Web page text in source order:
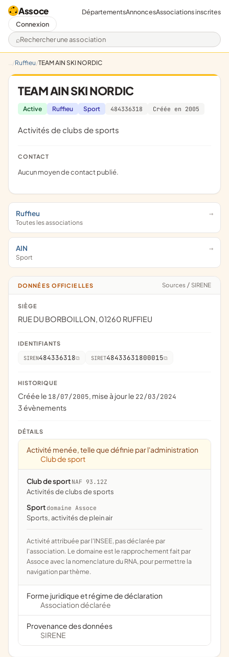
Assoce
Rechercher une association
DépartementsAnnoncesAssociations inscrites
Connexion
Ruffieu TEAM AIN SKI NORDIC
TEAM AIN SKI NORDIC
Active Ruffieu Sport 484336318 Créée en 2005
Activités de clubs de sports
CONTACT
Aucun moyen de contact publié.
Ruffieu
Toutes les associations
AIN
Sport
DONNÉES OFFICIELLES Sources / SIRENE
SIÈGE
RUE DU BORBOILLON, 01260 RUFFIEU
IDENTIFIANTS
SIREN484336318 SIRET48433631800015
HISTORIQUE
Créée le 18/07/2005, mise à jour le 22/03/2024
3 évènements
DÉTAILS
Activité menée, telle que définie par l'administration
Club de sport
Club de sport NAF 93.12Z
Activités de clubs de sports
Sport domaine Assoce
Sports, activités de plein air
Activité attribuée par l'INSEE, pas déclarée par
l'association. Le domaine est le rapprochement fait par
Assoce avec la nomenclature du RNA, pour permettre la
navigation par thème.
Forme juridique et régime de déclaration
Association déclarée
Provenance des données
SIRENE